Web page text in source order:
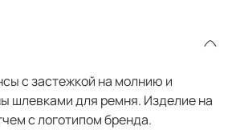
с застежкой на молнию и
шлевками для ремня. Изделие на
с логотипом бренда.